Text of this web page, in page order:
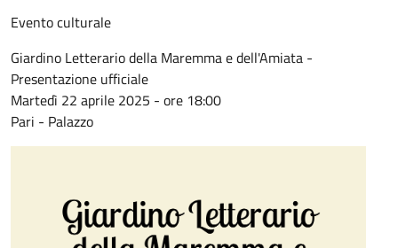
Evento culturale
Giardino Letterario della Maremma e dell'Amiata -
Presentazione ufficiale
Martedì 22 aprile 2025 - ore 18:00
Pari - Palazzo